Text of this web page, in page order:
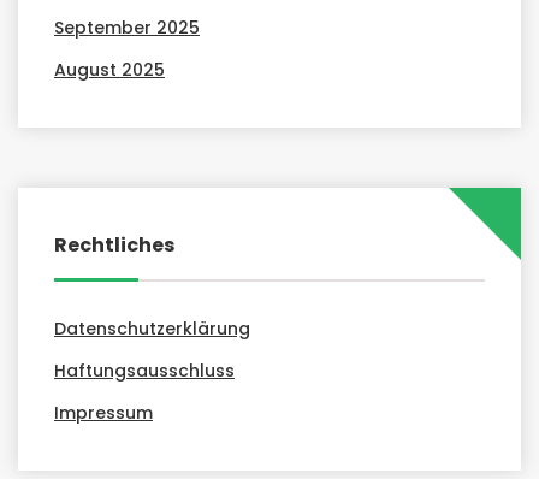
September 2025
August 2025
Rechtliches
Datenschutzerklärung
Haftungsausschluss
Impressum